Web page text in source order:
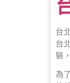
台
台
裝
為